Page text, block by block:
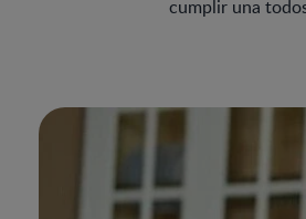
cumplir una